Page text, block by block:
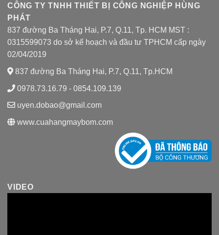
CÔNG TY TNHH THIẾT BỊ CÔNG NGHIỆP HÙNG
PHÁT
837 đường Ba Tháng Hai, P.7, Q.11, Tp. HCM MST :
0315599073 do sở kế hoạch và đầu tư TPHCM cấp ngày
02/04/2019
837 đường Ba Tháng Hai, P.7, Q.11, Tp.HCM
0978.73.16.79 - 0854.109.139
uyen.dobao@gmail.com
www.cuahangmaybom.com
VIDEO